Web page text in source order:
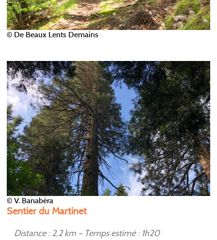
© De Beaux Lents Demains
© V. Banabéra
Sentier du Martinet
Distance : 2,2 km – Temps estimé : 1h20